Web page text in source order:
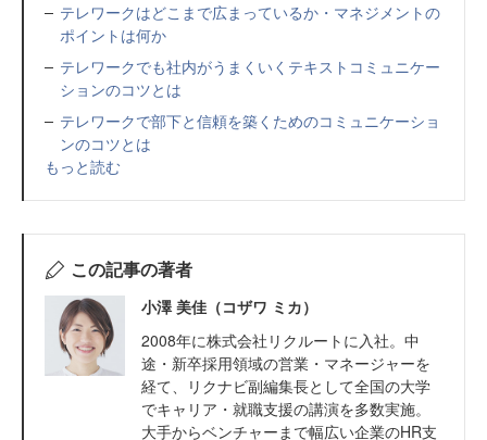
テレワークはどこまで広まっているか・マネジメントの
ポイントは何か
テレワークでも社内がうまくいくテキストコミュニケー
ションのコツとは
テレワークで部下と信頼を築くためのコミュニケーショ
ンのコツとは
もっと読む
この記事の著者
小澤 美佳（コザワ ミカ）
2008年に株式会社リクルートに入社。中
途・新卒採用領域の営業・マネージャーを
経て、リクナビ副編集長として全国の大学
でキャリア・就職支援の講演を多数実施。
大手からベンチャーまで幅広い企業のHR支